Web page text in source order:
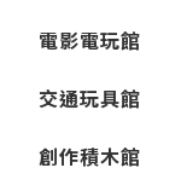
電影電玩館
交通玩具館
創作積木館